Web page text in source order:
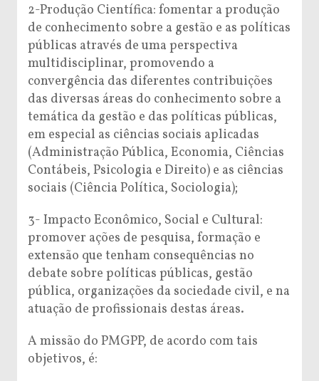
2-Produção Científica: fomentar a produção
de conhecimento sobre a gestão e as políticas
públicas através de uma perspectiva
multidisciplinar, promovendo a
convergência das diferentes contribuições
das diversas áreas do conhecimento sobre a
temática da gestão e das políticas públicas,
em especial as ciências sociais aplicadas
(Administração Pública, Economia, Ciências
Contábeis, Psicologia e Direito) e as ciências
sociais (Ciência Política, Sociologia);
3- Impacto Econômico, Social e Cultural:
promover ações de pesquisa, formação e
extensão que tenham consequências no
debate sobre políticas públicas, gestão
pública, organizações da sociedade civil, e na
atuação de profissionais destas áreas.
A missão do PMGPP, de acordo com tais
objetivos, é: